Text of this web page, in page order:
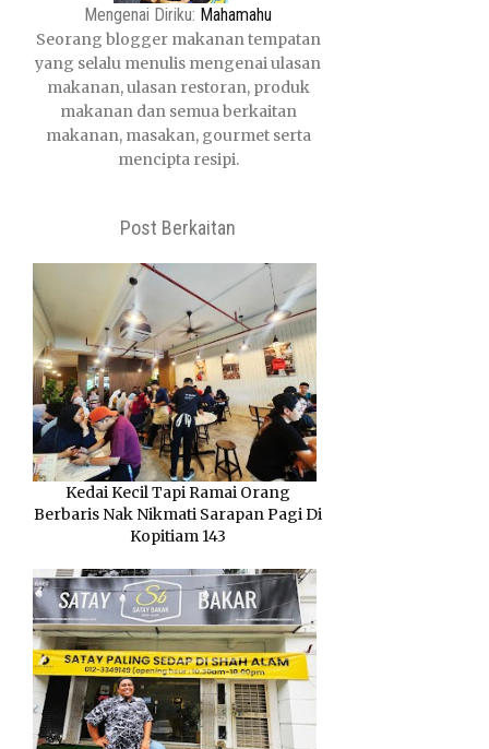
Mengenai Diriku: Mahamahu
Seorang blogger makanan tempatan
yang selalu menulis mengenai ulasan
makanan, ulasan restoran, produk
makanan dan semua berkaitan
makanan, masakan, gourmet serta
mencipta resipi.
Post Berkaitan
Kedai Kecil Tapi Ramai Orang
Berbaris Nak Nikmati Sarapan Pagi Di
Kopitiam 143